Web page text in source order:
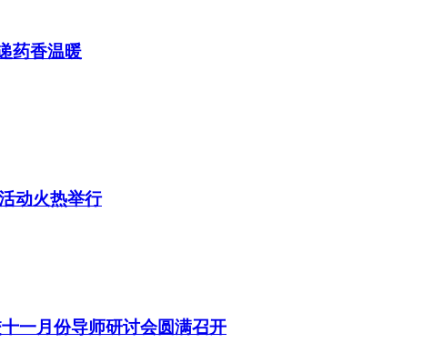
药香温暖
动火热举行
一月份导师研讨会圆满召开